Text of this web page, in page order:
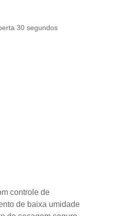
30 segundos
controle de
de baixa umidade